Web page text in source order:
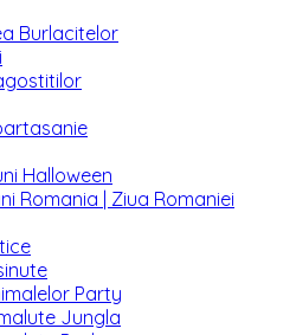
Burlacitelor
Halloween
Romania | Ziua Romaniei
Party
Jungla